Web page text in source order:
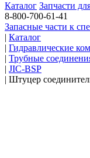
Каталог Запчасти
8-800-700-61-41
Запасные части к
| Каталог
| Гидравлические
| Трубные
| JIC-BSP
| Штуцер